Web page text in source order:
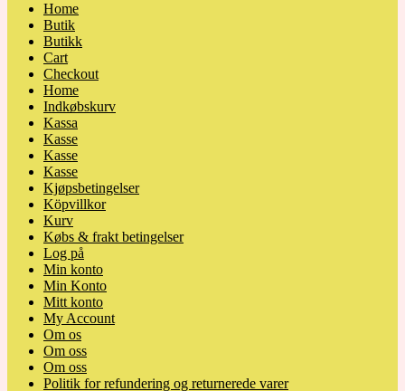
Home
Butik
Butikk
Cart
Checkout
Home
Indkøbskurv
Kassa
Kasse
Kasse
Kasse
Kjøpsbetingelser
Köpvillkor
Kurv
Købs & frakt betingelser
Log på
Min konto
Min Konto
Mitt konto
My Account
Om os
Om oss
Om oss
Politik for refundering og returnerede varer